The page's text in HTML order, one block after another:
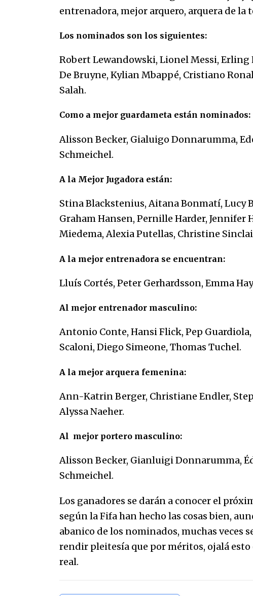
Que sea un hecho el decreto que
honorables zánganos
31/12/2025
entrenadora, mejor arquero, arquera de la
Los nominados son los siguientes:
Robert Lewandowski, Lionel Messi, Erling
De Bruyne, Kylian Mbappé, Cristiano
Salah.
Como a mejor guardameta están nominados:
Alisson Becker, Gialuigo Donnarumma,
Schmeichel.
A la Mejor Jugadora están:
Stina Blackstenius, Aitana Bonmatí, Lucy
Graham Hansen, Pernille Harder, Jennifer
Miedema, Alexia Putellas, Christine
A la mejor entrenadora se encuentran:
Lluís Cortés, Peter Gerhardsson, Emma
Al mejor entrenador masculino:
Antonio Conte, Hansi Flick, Pep
Scaloni, Diego Simeone, Thomas Tuchel.
A la mejor arquera femenina:
Ann-Katrin Berger, Christiane Endler,
Alyssa Naeher.
Al mejor portero masculino:
Alisson Becker, Gianluigi Donnarumma,
Schmeichel.
Los ganadores se darán a conocer el
según la Fifa han hecho las cosas bien,
abanico de los nominados, muchas veces
rendir pleitesía que por méritos, ojalá
real.